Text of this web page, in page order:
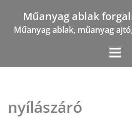
content
Műanyag ablak
Műanyag ablak, műanyag
nyílászáró